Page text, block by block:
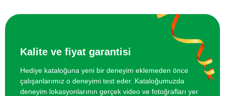
750 TL
Kalite ve fiyat garantisi
Hediye kataloğuna yeni bir deneyim eklemeden önce
çalışanlarımız o deneyimi test eder. Kataloğumuzda
deneyim lokasyonlarının gerçek video ve fotoğrafları yer